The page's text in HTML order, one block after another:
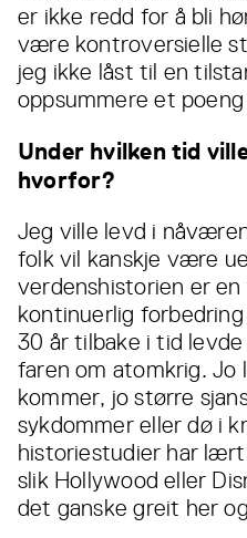
er ikke redd for å bli
være kontroversielle
jeg ikke låst til en
oppsummere et
Under hvilken tid
hvorfor?
Jeg ville levd i
folk vil kanskje være
verdenshistorien er
kontinuerlig
30 år tilbake i tid
faren om atomkrig. Jo
kommer, jo større
sykdommer eller dø i
historiestudier har
slik Hollywood eller
det ganske greit her